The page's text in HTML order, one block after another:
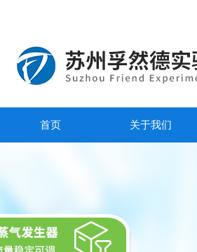
首页 关于我们